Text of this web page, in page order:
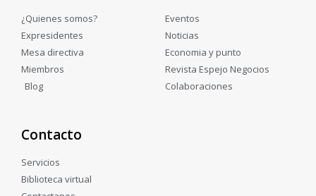
¿Quienes somos?
Expresidentes
Mesa directiva
Miembros
Blog
Eventos
Noticias
Economia y punto
Revista Espejo Negocios
Colaboraciones
Contacto
Servicios
Biblioteca virtual